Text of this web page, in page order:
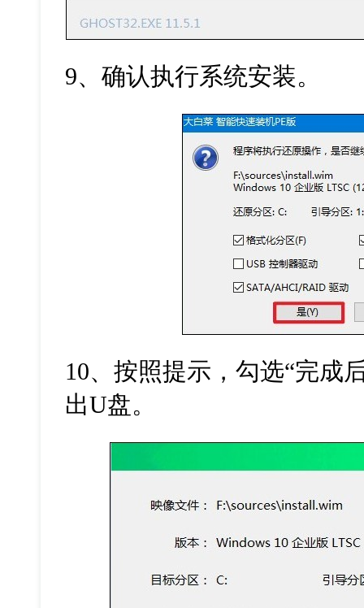
9、确认执行系统安装。
10、按照提示，勾选“完成
出U盘。